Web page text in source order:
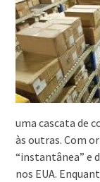
uma cascata de
às outras. Com
“instantânea” e
nos EUA.